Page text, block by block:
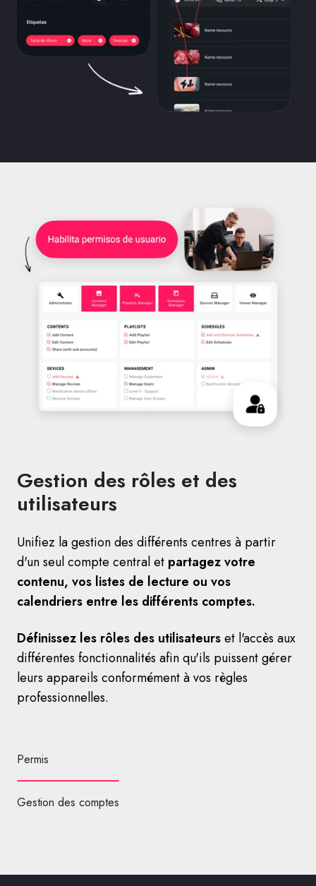
Gestion des rôles et des
utilisateurs
Unifiez la gestion des différents centres à partir
d'un seul compte central et partagez votre
contenu, vos listes de lecture ou vos
calendriers entre les différents comptes.
Définissez les rôles des utilisateurset l'accès aux
différentes fonctionnalités afin qu'ils puissent gérer
leurs appareils conformément à vos règles
professionnelles.
Permis
Gestion des comptes